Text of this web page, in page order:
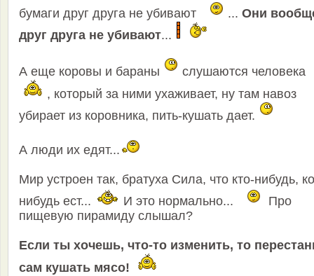
бумаги друг друга не убивают
... Они
друг друга не убивают...
А еще коровы и бараны
слушаются человека
, который за ними ухаживает, ну там навоз
убирает из коровника, пить-кушать дает.
А люди их едят...
Мир устроен так, братуха Сила, что кто-нибудь,
нибудь ест...
И это нормально...
Про
пищевую пирамиду слышал?
Если ты хочешь, что-то изменить, то
сам кушать мясо!